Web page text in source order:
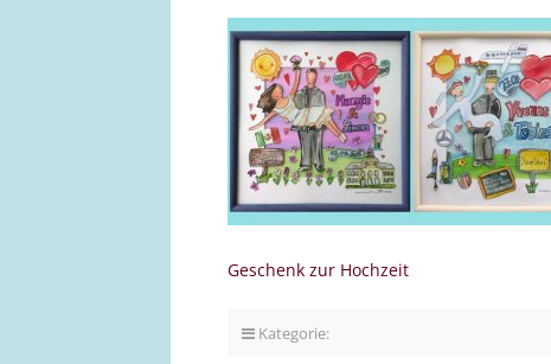
Geschenk zur Hochzeit
Kategorie: